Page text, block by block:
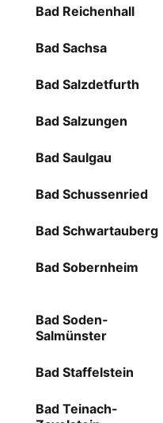
Bad Reichenhall
Bad Sachsa
Bad Salzdetfurth
Bad Salzungen
Bad Saulgau
Bad Schussenried
Bad Schwartauberg
Bad Sobernheim
Bad Soden-
Salmünster
Bad Staffelstein
Bad Teinach-